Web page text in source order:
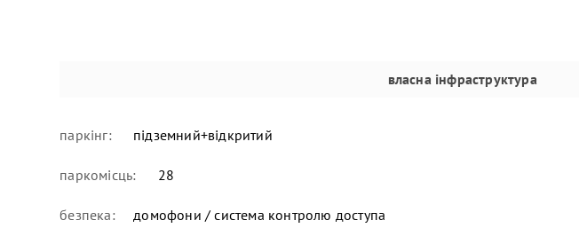
власна інфраструктура
паркінг: підземний+відкритий
паркомісць: 28
безпека: домофони / система контролю доступа